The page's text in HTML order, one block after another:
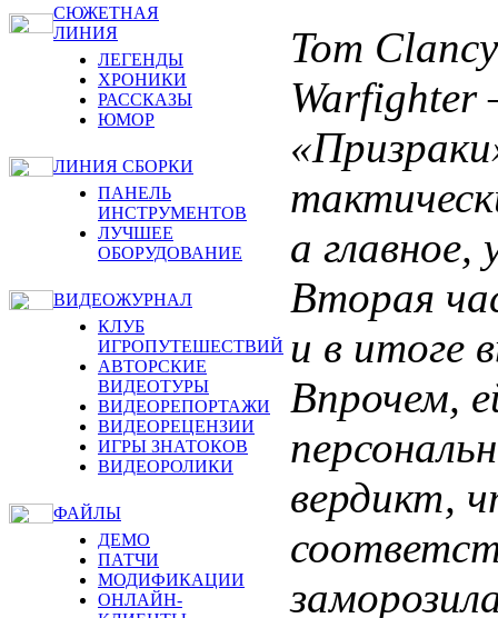
СЮЖЕТНАЯ
ЛИНИЯ
ЛЕГЕНДЫ
ХРОНИКИ
РАССКАЗЫ
ЮМОР
ЛИНИЯ СБОРКИ
ПАНЕЛЬ
ИНСТРУМЕНТОВ
ЛУЧШЕЕ
ОБОРУДОВАНИЕ
ВИДЕОЖУРНАЛ
КЛУБ
ИГРОПУТЕШЕСТВИЙ
АВТОРСКИЕ
ВИДЕОТУРЫ
ВИДЕОРЕПОРТАЖИ
ВИДЕОРЕЦЕНЗИИ
ИГРЫ ЗНАТОКОВ
ВИДЕОРОЛИКИ
ФАЙЛЫ
ДЕМО
ПАТЧИ
МОДИФИКАЦИИ
ОНЛАЙН-
Tom
Warfighter
а
Вторая
и в итоге
Впрочем,
вердикт,